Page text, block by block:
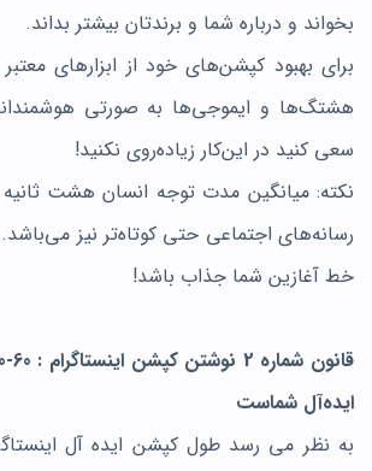
بخواند و درباره شما و برندتان بیشتر بداند.
برای بهبود کپشن‌های خود از ابزارهای
هشتگ‌ها و ایموجی‌ها به صورتی هوشمندانه
سعی کنید در این‌کار زیاده‌روی نکنید!
نکته: میانگین مدت توجه انسان هشت
رسانه‌های اجتماعی حتی کوتاه‌تر نیز
خط آغازین شما جذاب باشد!
ایده‌آل شماست
به نظر می رسد طول کپشن ایده آل